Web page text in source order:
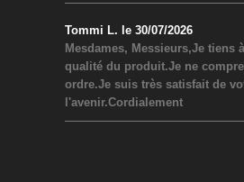
Tommi L. le 30/07/2026
Mesdames, Messieurs,Je
qualité du produit.Je ne
ordre.Je suis très satisfait de
l'avenir.Cordialement